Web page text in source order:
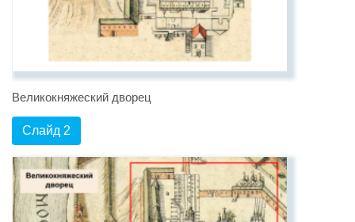
Великокняжеский дворец
Слайд 2